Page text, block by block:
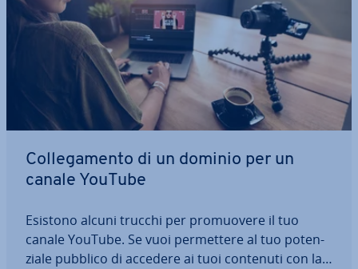
Col­le­ga­men­to di un dominio per un
canale YouTube
Esistono alcuni trucchi per pro­muo­ve­re il tuo
canale YouTube. Se vuoi per­met­te­re al tuo po­ten­
zia­le pubblico di accedere ai tuoi contenuti con la